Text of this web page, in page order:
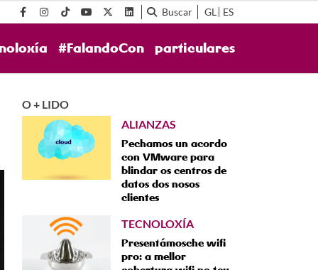
Buscar GL ES
#FalandoCon particulares
O + LIDO
ALIANZAS
Pechamos un acordo
con VMware para
blindar os centros de
datos dos nosos
clientes
TECNOLOXÍA
Presentámosche wifi
pro: a mellor